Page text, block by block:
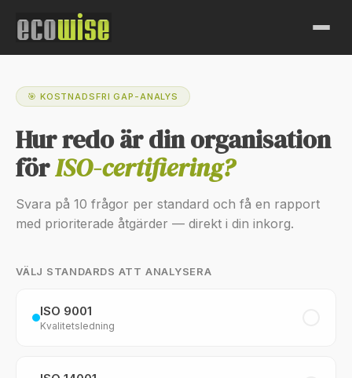
🎯 KOSTNADSFRI GAP-ANALYS
Hur redo är din organisation
förISO-certifiering?
Svara på 10 frågor per standard och få en rapport
med prioriterade åtgärder — direkt i din inkorg.
VÄLJ STANDARDS ATT ANALYSERA
ISO 9001
Kvalitetsledning